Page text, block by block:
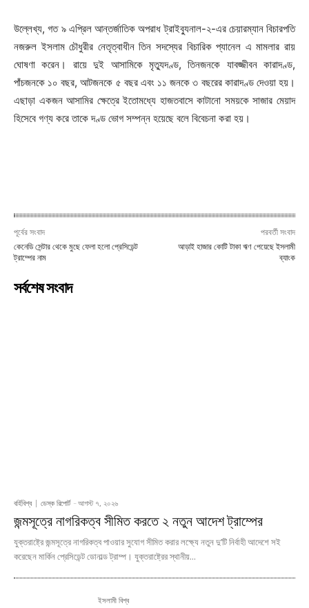
উল্লেখ্য, গত ৯ এপ্রিল আন্তর্জাতিক অপরাধ ট্রাইব্যুনাল-২-এর চেয়ারম্যান বিচারপতি
নজরুল ইসলাম চৌধুরীর নেতৃত্বাধীন তিন সদস্যের বিচারিক প্যানেল এ মামলার রায়
ঘোষণা করেন। রায়ে দুই আসামিকে মৃত্যুদণ্ড, তিনজনকে যাবজ্জীবন কারাদণ্ড,
পাঁচজনকে ১০ বছর, আটজনকে ৫ বছর এবং ১১ জনকে ৩ বছরের কারাদণ্ড দেওয়া হয়।
এছাড়া একজন আসামির ক্ষেত্রে ইতোমধ্যে হাজতবাসে কাটানো সময়কে সাজার মেয়াদ
হিসেবে গণ্য করে তাকে দণ্ড ভোগ সম্পন্ন হয়েছে বলে বিবেচনা করা হয়।
পূর্বের সংবাদ
কেনেডি সেন্টার থেকে মুছে ফেলা হলো প্রেসিডেন্ট
ট্রাম্পের নাম
পরবর্তী সংবাদ
আড়াই হাজার কোটি টাকা ঋণ পেয়েছে ইসলামী
ব্যাংক
সর্বশেষ সংবাদ
বর্হিবিশ্ব ডেস্ক রিপোর্ট - আগস্ট ৭, ২০২৬
জন্মসূত্রে নাগরিকত্ব সীমিত করতে ২ নতুন আদেশ ট্রাম্পের
যুক্তরাষ্ট্রে জন্মসূত্রে নাগরিকত্ব পাওয়ার সুযোগ সীমিত করার লক্ষ্যে নতুন দু’টি নির্বাহী আদেশে সই
করেছেন মার্কিন প্রেসিডেন্ট ডোনাল্ড ট্রাম্প। যুক্তরাষ্ট্রের স্থানীয়...
ইসলামী বিশ্ব